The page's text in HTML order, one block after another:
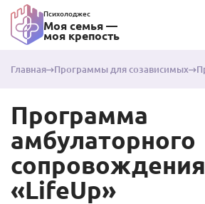
Психолоджес
Моя семья —
моя крепость
Главная Программы для созависимых
Программа
амбулаторного
сопровождения
«LifeUp»